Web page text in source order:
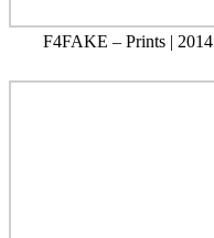
F4FAKE – Prints | 2014